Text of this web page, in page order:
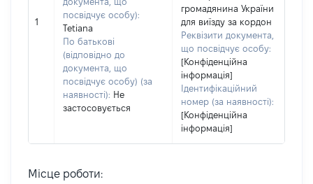
1
посвідчує особу):
Tetiana
По батькові
(відповідно до
документа, що
посвідчує особу) (за
наявності): Не
застосовується
громадянина України
для виїзду за кордон
Реквізити документа,
що посвідчує особу:
[Конфіденційна
інформація]
Ідентифікаційний
номер (за наявності):
[Конфіденційна
інформація]
Місце роботи: